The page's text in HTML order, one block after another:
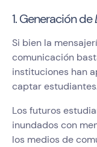
1. Generación de
Si bien la
comunicación
instituciones han
captar
Los futuros
inundados con
los medios de